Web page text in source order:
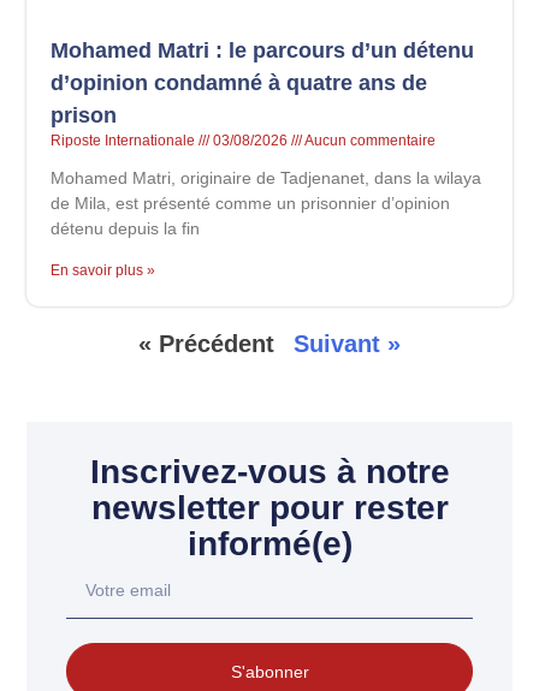
Mohamed Matri : le parcours d’un détenu
d’opinion condamné à quatre ans de
prison
Riposte Internationale 03/08/2026 Aucun commentaire
Mohamed Matri, originaire de Tadjenanet, dans la wilaya
de Mila, est présenté comme un prisonnier d’opinion
détenu depuis la fin
En savoir plus »
« Précédent Suivant »
Inscrivez-vous à notre
newsletter pour rester
informé(e)
S'abonner